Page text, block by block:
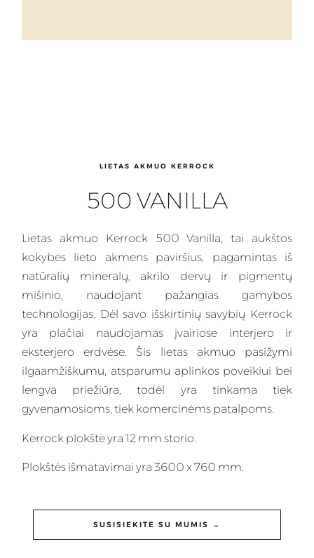
LIETAS AKMUO KERROCK
500 VANILLA
Lietas akmuo Kerrock 500 Vanilla, tai aukštos
kokybės lieto akmens paviršius, pagamintas iš
natūralių mineralų, akrilo dervų ir pigmentų
mišinio, naudojant pažangias gamybos
technologijas. Dėl savo išskirtinių savybių Kerrock
yra plačiai naudojamas įvairiose interjero ir
eksterjero erdvėse. Šis lietas akmuo pasižymi
ilgaamžiškumu, atsparumu aplinkos poveikiui bei
lengva priežiūra, todėl yra tinkama tiek
gyvenamosioms, tiek komercinėms patalpoms.
Kerrock plokštė yra 12 mm storio.
Plokštės išmatavimai yra 3600 x 760 mm.
SUSISIEKITE SU MUMIS →